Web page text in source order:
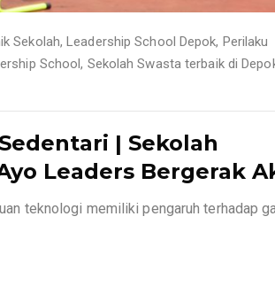
Sekolah,Leadership School Depok, Perilaku
School, Sekolah Swasta terbaik di
| Sekolah
Leaders Bergerak
teknologi memiliki pengaruh terhadap